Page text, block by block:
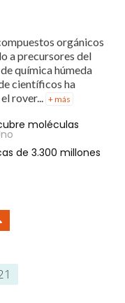
orgánicos
a precursores del
química húmeda
científicos ha
rover...
+ más
moléculas
de 3.300 millones